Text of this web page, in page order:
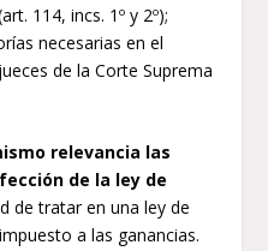
114, incs. 1º y 2º);
necesarias en el
de la Corte Suprema
relevancia las
de la ley de
de tratar en una ley de
a las ganancias.